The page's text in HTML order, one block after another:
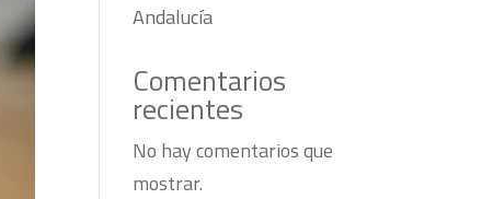
Andalucía
Comentarios
recientes
No hay comentarios que
mostrar.